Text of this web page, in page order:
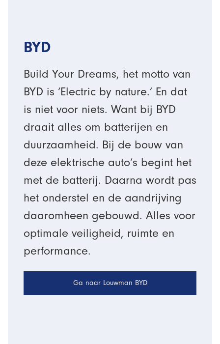
BYD
Build Your Dreams, het motto van
BYD is ‘Electric by nature.’ En dat
is niet voor niets. Want bij BYD
draait alles om batterijen en
duurzaamheid. Bij de bouw van
deze elektrische auto’s begint het
met de batterij. Daarna wordt pas
het onderstel en de aandrijving
daaromheen gebouwd. Alles voor
optimale veiligheid, ruimte en
performance.
Ga naar Louwman BYD